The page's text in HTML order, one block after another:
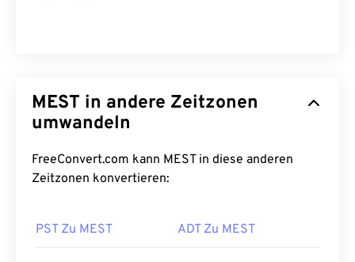
MEST in andere Zeitzonen
umwandeln
FreeConvert.com kann MEST in diese anderen
Zeitzonen konvertieren:
PST Zu MEST ADT Zu MEST